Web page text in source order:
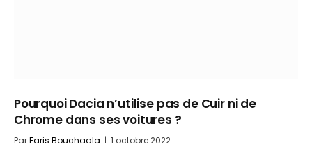
Pourquoi Dacia n’utilise pas de Cuir ni de
Chrome dans ses voitures ?
ParFaris Bouchaala 1 octobre 2022